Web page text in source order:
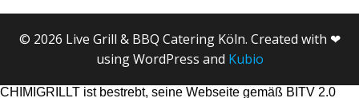
© 2026 Live Grill & BBQ Catering Köln. Created with ❤
using WordPress and Kubio
CHIMIGRILLT ist bestrebt, seine Webseite gemäß BITV 2.0